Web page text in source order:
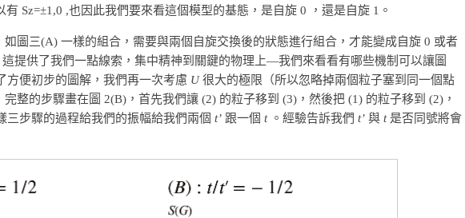
Sz=±1,0 ,也因此我們要來看這個模型的基態，是自旋 0 ，還是自旋 1。
圖三(A) 一樣的組合，需要與兩個自旋交換後的狀態進行組合，才能變成自旋 0 或者
提供了我們一點線索，集中精神到關鍵的物理上—我們來看看有哪些機制可以讓圖
方便初步的圖解，我們再一次考慮 U很大的極限（所以忽略掉兩個粒子塞到同一個點
完整的步驟畫在圖 2(B)，首先我們讓 (2) 的粒子移到 (3)，然後把 (1) 的粒子移到 (2)，
三步驟的過程給我們的振幅給我們兩個 t’ 跟一個 t。經驗告訴我們 t’ 與 t是否同號將會